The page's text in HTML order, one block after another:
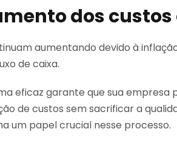
dos
aumentando devido à
de caixa.
eficaz garante que sua empresa
de custos sem sacrificar a
um papel crucial nesse processo.